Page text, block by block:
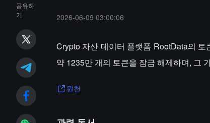
공유하
기
2026-06-09 03:00:06
Crypto 자산 데이터 플랫폼 RootData의
약 1235만 개의 토큰을 잠금 해제하며, 그
원천